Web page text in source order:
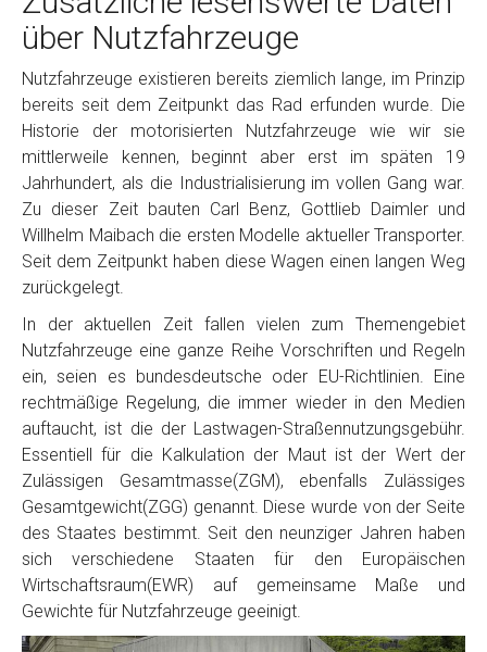
über Nutzfahrzeuge
Nutzfahrzeuge existieren bereits ziemlich lange, im Prinzip
bereits seit dem Zeitpunkt das Rad erfunden wurde. Die
Historie der motorisierten Nutzfahrzeuge wie wir sie
mittlerweile kennen, beginnt aber erst im späten 19
Jahrhundert, als die Industrialisierung im vollen Gang war.
Zu dieser Zeit bauten Carl Benz, Gottlieb Daimler und
Willhelm Maibach die ersten Modelle aktueller Transporter.
Seit dem Zeitpunkt haben diese Wagen einen langen Weg
zurückgelegt.
In der aktuellen Zeit fallen vielen zum Themengebiet
Nutzfahrzeuge eine ganze Reihe Vorschriften und Regeln
ein, seien es bundesdeutsche oder EU-Richtlinien. Eine
rechtmäßige Regelung, die immer wieder in den Medien
auftaucht, ist die der Lastwagen-Straßennutzungsgebühr.
Essentiell für die Kalkulation der Maut ist der Wert der
Zulässigen Gesamtmasse(ZGM), ebenfalls Zulässiges
Gesamtgewicht(ZGG) genannt. Diese wurde von der Seite
des Staates bestimmt. Seit den neunziger Jahren haben
sich verschiedene Staaten für den Europäischen
Wirtschaftsraum(EWR) auf gemeinsame Maße und
Gewichte für Nutzfahrzeuge geeinigt.